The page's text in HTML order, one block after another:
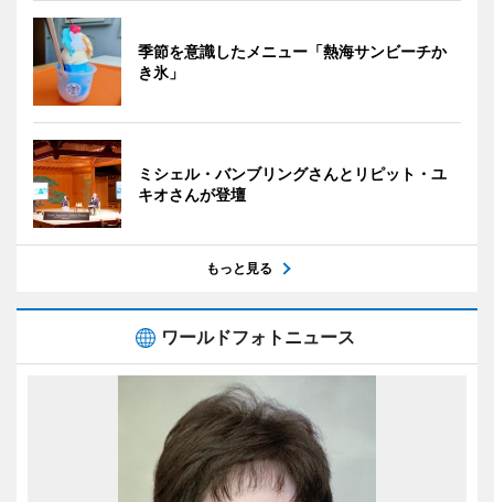
季節を意識したメニュー「熱海サンビーチか
き氷」
ミシェル・バンブリングさんとリピット・ユ
キオさんが登壇
もっと見る
ワールドフォトニュース